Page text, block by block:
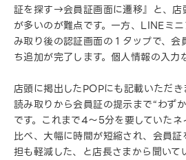
証を探す→会員証画面に遷移』と、店
が多いのが難点です。一方、LINEミ
み取り後の認証画面の１タップで、
ち追加が完了します。個人情報の入力
店頭に掲出したPOPにも記載いただ
読み取りから会員証の提示まで“わず
です。これまで4〜5分を要していた
比べ、大幅に時間が短縮され、会員証
担も軽減した、と店長さまから聞いて